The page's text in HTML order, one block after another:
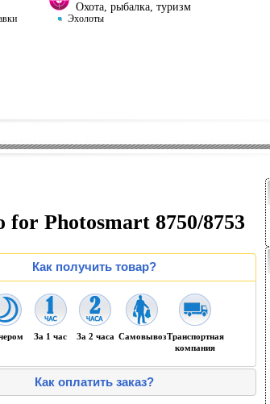
Охота, рыбалка, туризм
Эхолоты
Photosmart 8750/8753
Как получить товар?
За 1 час За 2 часа СамовывозТранспортная
компания
Как оплатить заказ?